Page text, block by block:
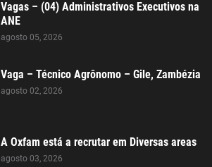
Vagas – (04) Administrativos Executivos na
ANE
agosto 05, 2026
Vaga – Técnico Agrônomo – Gile, Zambézia
agosto 02, 2026
A Oxfam está a recrutar em Diversas areas
agosto 03, 2026